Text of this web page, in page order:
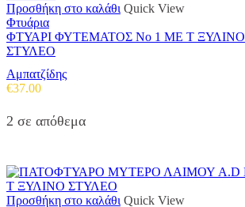
Προσθήκη στο καλάθι Quick View
Φτυάρια
ΦΤΥΑΡΙ ΦΥΤΕΜΑΤΟΣ Νο 1 ΜΕ Τ ΞΥΛΙΝΟ
ΣΤΥΛΕΟ
Αμπατζίδης
€37.00
2 σε απόθεμα
Προσθήκη στο καλάθι Quick View